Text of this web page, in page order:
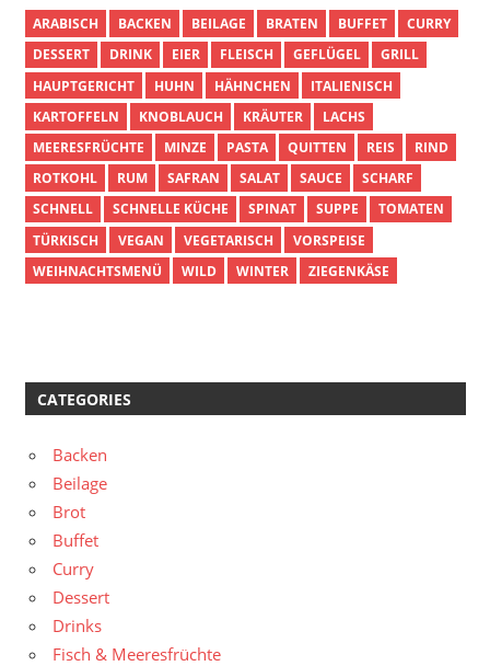
ARABISCH BACKEN BEILAGE BRATEN BUFFET
CURRY
DESSERT
DRINK EIER FLEISCH GEFLÜGEL
GRILL
HAUPTGERICHT
HUHN HÄHNCHEN
ITALIENISCH
KARTOFFELN
KNOBLAUCH KRÄUTER
LACHS
MEERESFRÜCHTE
MINZE PASTA QUITTEN REIS
RIND
ROTKOHL
RUM SAFRAN SALAT SAUCE
SCHARF
SCHNELL
SCHNELLE KÜCHE SPINAT SUPPE
TOMATEN
TÜRKISCH
VEGAN VEGETARISCH
VORSPEISE
WEIHNACHTSMENÜ
WILD WINTER ZIEGENKÄSE
CATEGORIES
Backen
Beilage
Brot
Buffet
Curry
Dessert
Drinks
Fisch & Meeresfrüchte